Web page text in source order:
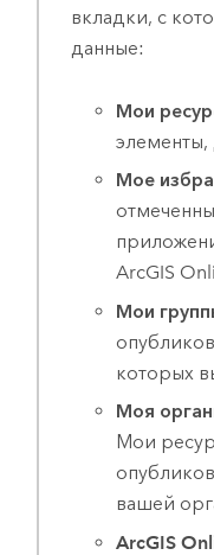
вкладки, с
данные:
Мои
элементы,
Мое
ArcGIS
Мои
которых
Моя
Мои
вашей
ArcGIS